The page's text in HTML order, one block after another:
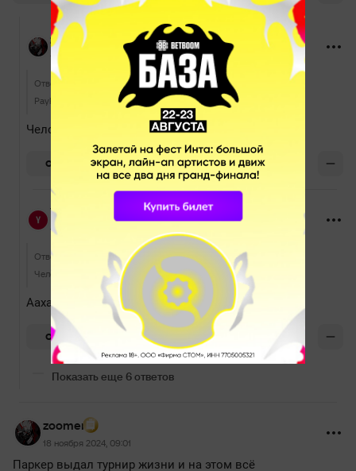
zoomer
18 ноября 2024, 09:02
Ответ Yarche
Payk легенда получается
Человек, но паук
ОТВЕТИТЬ
Yarche
18 ноября 2024, 15:13
Ответ
Человек, но паук
Аахахаха, олдскулы свело
ОТВЕТИТЬ
Показать еще 6 ответов
zoomer
18 ноября 2024, 09:01
Паркер выдал турнир жизни и на этом всё